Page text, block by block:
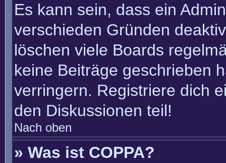
Es kann sein, dass ein
verschieden Gründen
löschen viele Boards
keine Beiträge geschrieben
verringern. Registriere dich
den Diskussionen teil!
Nach oben
» Was ist COPPA?